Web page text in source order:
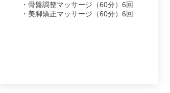
・骨盤調整マッサージ（60分）6回
・美脚矯正マッサージ（60分）6回